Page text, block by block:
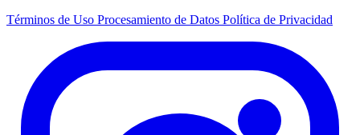
Términos de Uso Procesamiento de Datos Política de Privacidad